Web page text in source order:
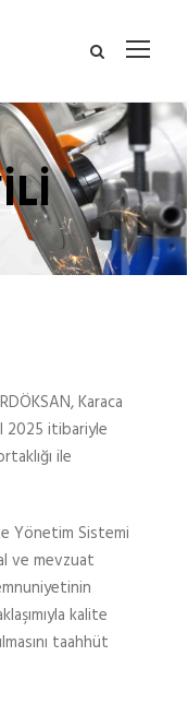
Karaca
2025 itibariyle
ile
Yönetim Sistemi
ve mevzuat
kalite
taahhüt